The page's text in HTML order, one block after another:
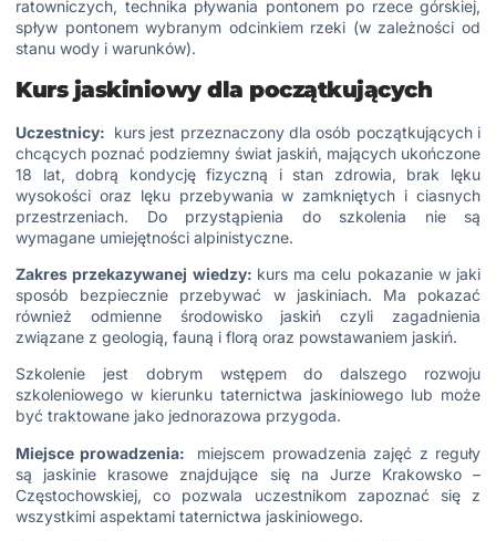
ratowniczych, technika pływania pontonem po rzece górskiej,
spływ pontonem wybranym odcinkiem rzeki (w zależności od
stanu wody i warunków).
Kurs jaskiniowy dla początkujących
Uczestnicy: kurs jest przeznaczony dla osób początkujących i
chcących poznać podziemny świat jaskiń, mających ukończone
18 lat, dobrą kondycję fizyczną i stan zdrowia, brak lęku
wysokości oraz lęku przebywania w zamkniętych i ciasnych
przestrzeniach. Do przystąpienia do szkolenia nie są
wymagane umiejętności alpinistyczne.
Zakres przekazywanej wiedzy: kurs ma celu pokazanie w jaki
sposób bezpiecznie przebywać w jaskiniach. Ma pokazać
również odmienne środowisko jaskiń czyli zagadnienia
związane z geologią, fauną i florą oraz powstawaniem jaskiń.
Szkolenie jest dobrym wstępem do dalszego rozwoju
szkoleniowego w kierunku taternictwa jaskiniowego lub może
być traktowane jako jednorazowa przygoda.
Miejsce prowadzenia: miejscem prowadzenia zajęć z reguły
są jaskinie krasowe znajdujące się na Jurze Krakowsko –
Częstochowskiej, co pozwala uczestnikom zapoznać się z
wszystkimi aspektami taternictwa jaskiniowego.